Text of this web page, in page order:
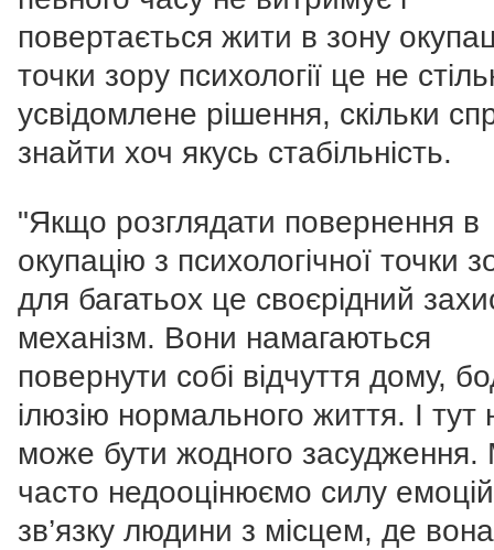
повертається жити в зону
точки зору психології це не
усвідомлене рішення, скільки
знайти хоч якусь стабільність.
"Якщо розглядати повернення в
окупацію з психологічної точки
для багатьох це своєрідний
механізм. Вони намагаються
повернути собі відчуття дому,
ілюзію нормального життя. І тут
може бути жодного засудження.
часто недооцінюємо силу
зв’язку людини з місцем, де вона